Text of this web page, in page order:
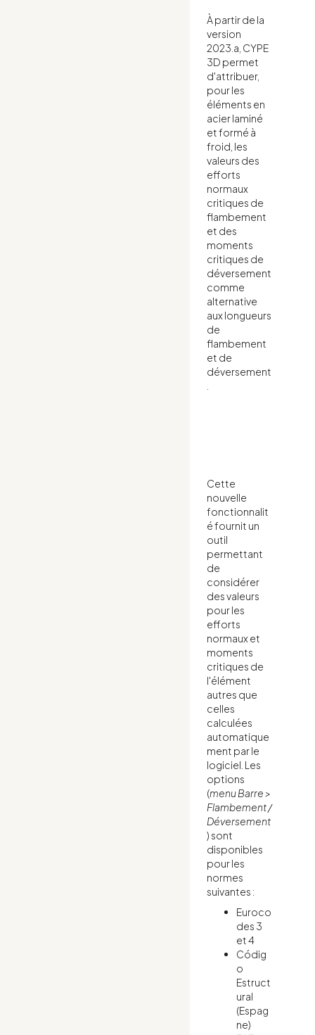
À partir de la
version
2023.a, CYPE
3D permet
d'attribuer,
pour les
éléments en
acier laminé
et formé à
froid, les
valeurs des
efforts
normaux
critiques de
flambement
et des
moments
critiques de
déversement
comme
alternative
aux longueurs
de
flambement
et de
déversement
Cette
nouvelle
fonctionnalit
é fournit un
outil
permettant
de
considérer
des valeurs
pour les
efforts
normaux et
moments
critiques de
l'élément
autres que
celles
calculées
automatique
ment par le
logiciel. Les
options
(menu Barre >
Flambement /
Déversement
) sont
disponibles
pour les
normes
suivantes :
Euroco
des 3
et 4
Códig
o
Estruct
ural
(Espag
ne)